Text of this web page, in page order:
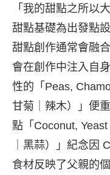
「我的甜點之所以
甜點基礎為出發點
甜點創作通常會融
會在創作中注入自
性的「Peas,
甘菊｜辣木）」便
點「Coconut,
｜黑蒜）」紀念因
食材反映了父親的